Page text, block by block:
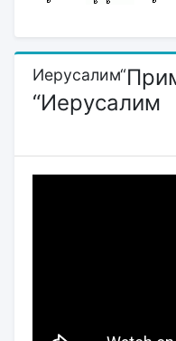
Иерусалим“
“Иерусалим